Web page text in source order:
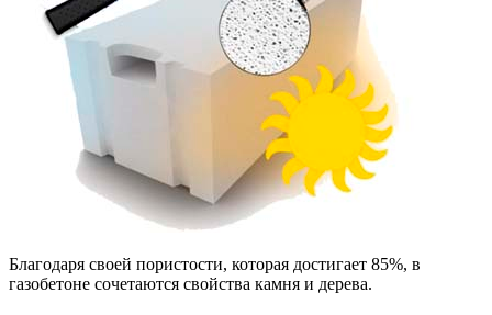
Благодаря своей пористости, которая достигает 85%, в
газобетоне сочетаются свойства камня и дерева.